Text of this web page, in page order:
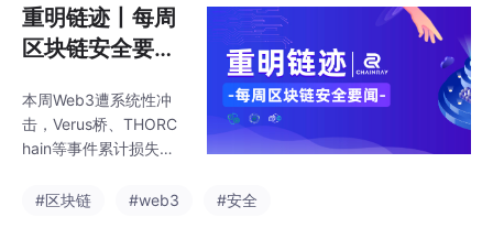
亿美元。安全方面，Zc
ash Orchard池长期漏
洞被AI快速发现，Kelp
2.93亿美元，进一步削
弱市场对隐私币及跨链
协议安全性的信心。监
期临近结束，美国推进
重明链迹丨每周
区块链安全要闻
4）
本周Web3遭系统性冲
击，Verus桥、THORC
hain等事件累计损失超1.
管理风险集中暴露。美
#区块链 #web3 #安全